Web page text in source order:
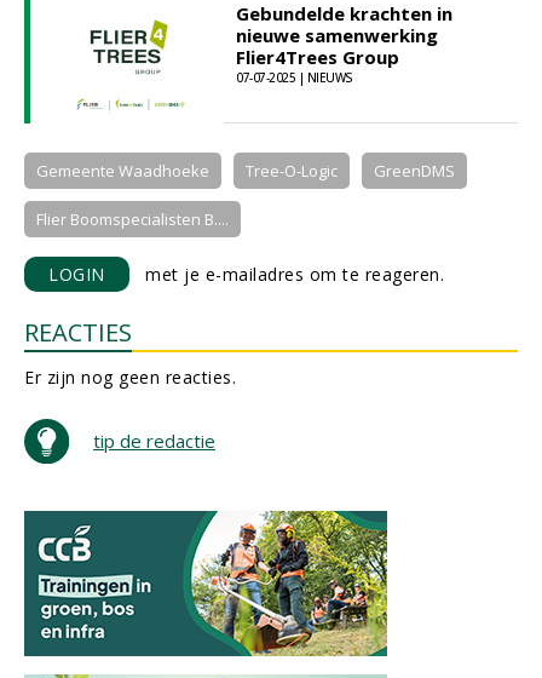
Gebundelde krachten in
nieuwe samenwerking
Flier4Trees Group
07-07-2025 | NIEUWS
Gemeente Waadhoeke Tree-O-Logic GreenDMS
Flier Boomspecialisten B....
LOGIN met je e-mailadres om te reageren.
REACTIES
Er zijn nog geen reacties.
tip de redactie